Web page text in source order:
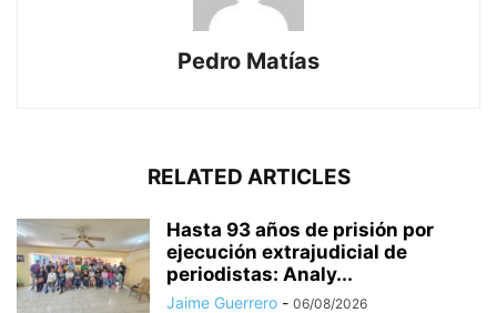
Pedro Matías
RELATED ARTICLES
Hasta 93 años de prisión por
ejecución extrajudicial de
periodistas: Analy...
Jaime Guerrero - 06/08/2026